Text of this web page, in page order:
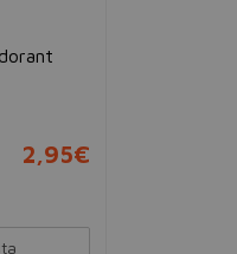
2,95€